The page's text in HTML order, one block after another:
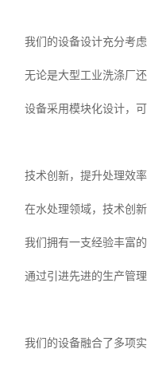
我们的设备设计充分考
无论是大型工业洗涤厂
设备采用模块化设计，
技术创新，提升处理效率
在水处理领域，技术创
我们拥有一支经验丰富
通过引进先进的生产管
我们的设备融合了多项